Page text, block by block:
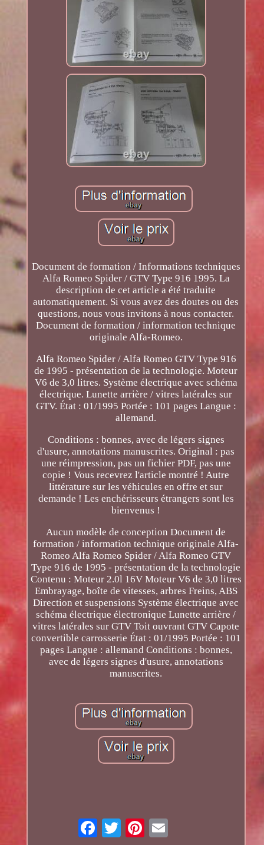
Document de formation / Informations techniques
Alfa Romeo Spider / GTV Type 916 1995. La
description de cet article a été traduite
automatiquement. Si vous avez des doutes ou des
questions, nous vous invitons à nous contacter.
Document de formation / information technique
originale Alfa-Romeo.
Alfa Romeo Spider / Alfa Romeo GTV Type 916
de 1995 - présentation de la technologie. Moteur
V6 de 3,0 litres. Système électrique avec schéma
électrique. Lunette arrière / vitres latérales sur
GTV. État : 01/1995 Portée : 101 pages Langue :
allemand.
Conditions : bonnes, avec de légers signes
d'usure, annotations manuscrites. Original : pas
une réimpression, pas un fichier PDF, pas une
copie ! Vous recevrez l'article montré ! Autre
littérature sur les véhicules en offre et sur
demande ! Les enchérisseurs étrangers sont les
bienvenus !
Aucun modèle de conception Document de
formation / information technique originale Alfa-
Romeo Alfa Romeo Spider / Alfa Romeo GTV
Type 916 de 1995 - présentation de la technologie
Contenu : Moteur 2.0l 16V Moteur V6 de 3,0 litres
Embrayage, boîte de vitesses, arbres Freins, ABS
Direction et suspensions Système électrique avec
schéma électrique électronique Lunette arrière /
vitres latérales sur GTV Toit ouvrant GTV Capote
convertible carrosserie État : 01/1995 Portée : 101
pages Langue : allemand Conditions : bonnes,
avec de légers signes d'usure, annotations
manuscrites.